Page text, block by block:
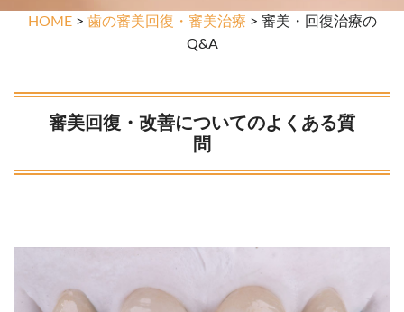
HOME> 歯の審美回復・審美治療 > 審美・回復治療の
Q&A
審美回復・改善についてのよくある質
問